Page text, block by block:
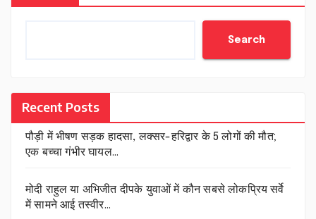
Search
Recent Posts
पौड़ी में भीषण सड़क हादसा, लक्सर-हरिद्वार के 5 लोगों की मौत;
एक बच्चा गंभीर घायल…
मोदी राहुल या अभिजीत दीपके युवाओं में कौन सबसे लोकप्रिय सर्वे
में सामने आई तस्वीर…